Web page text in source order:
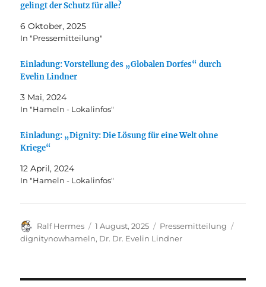
gelingt der Schutz für alle?
6 Oktober, 2025
In "Pressemitteilung"
Einladung: Vorstellung des „Globalen Dorfes“ durch
Evelin Lindner
3 Mai, 2024
In "Hameln - Lokalinfos"
Einladung: „Dignity: Die Lösung für eine Welt ohne
Kriege“
12 April, 2024
In "Hameln - Lokalinfos"
Autor
Ralf Hermes
Veröffentlicht
am
1 August, 2025 Kategorien
Pressemitteilung
dignitynowhameln, Dr. Dr. Evelin Lindner